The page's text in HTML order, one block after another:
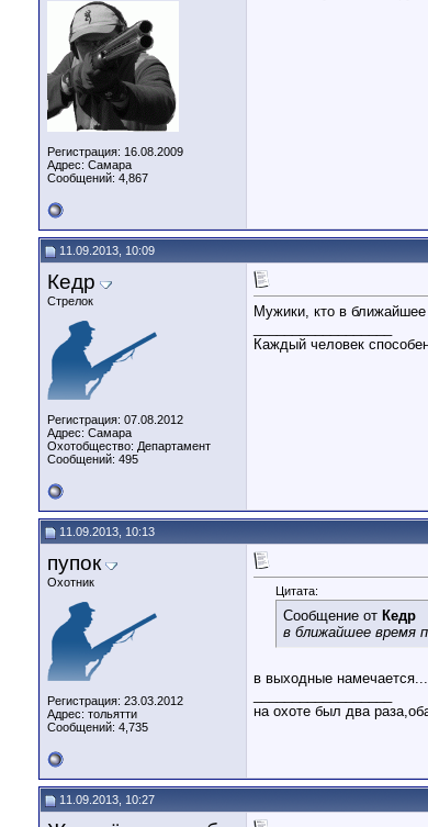
Регистрация: 16.08.2009
Адрес: Самара
Сообщений: 4,867
11.09.2013, 10:09
Кедр
Стрелок
Регистрация: 07.08.2012
Адрес: Самара
Охотобщество: Департамент
Сообщений: 495
Мужики, кто в
Каждый человек
11.09.2013, 10:13
пупок
Охотник
Регистрация: 23.03.2012
Адрес: тольятти
Сообщений: 4,735
Цитата:
Сообщение от Кедр
в ближайшее время
в выходные
на охоте был два
11.09.2013, 10:27